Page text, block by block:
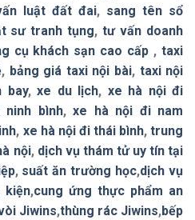
luật đất đai, sang tên sổ
sư tranh tụng,tư vấn doanh
cụ khách sạn cao cấp ,taxi
, bảng giá taxi nội bài, taxi nội
bay,xe du lịch, xe hà nội đi
bình, xe hà nội đi nam
, xe hà nội đi thái bình,trung
nội, dịch vụ thám tử uy tín tại
, suất ăn trường học,dịch vụ
kiện,cung ứng thực phẩm an
Jiwins,thùng rác Jiwins,bếp